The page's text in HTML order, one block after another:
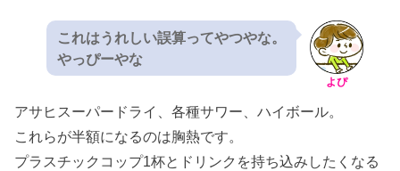
よぴ
これはうれしい誤算ってやつやな。
やっぴーやな
アサヒスーパードライ、各種サワー、ハイボール。
これらが半額になるのは胸熱です。
プラスチックコップ1杯とドリンクを持ち込みしたくなる